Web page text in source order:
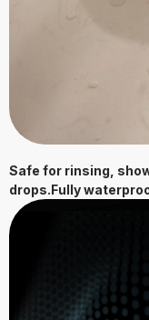
Safe for rinsing,
drops.Fully